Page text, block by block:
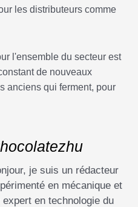
les distributeurs comme
l'ensemble du secteur est
de nouveaux
anciens qui ferment, pour
je suis un rédacteur
en mécanique et
expert en technologie du